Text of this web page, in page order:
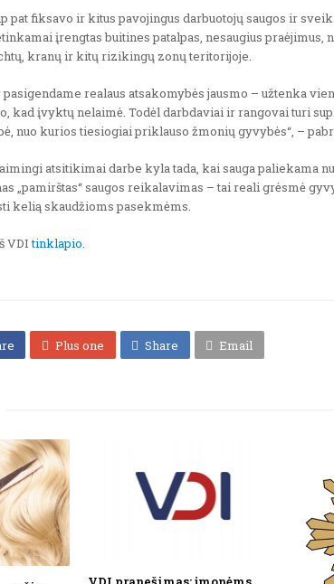
pat fiksavo ir kitus pavojingus darbuotojų saugos ir
įrengtas buitines patalpas, nesaugius praėjimus,
kranų ir kitų rizikingų zonų teritorijoje.
pasigendame realaus atsakomybės jausmo – užtenka
kad įvyktų nelaimė. Todėl darbdaviai ir rangovai turi
nuo kurios tiesiogiai priklauso žmonių gyvybės“, –
atsitikimai darbe kyla tada, kai sauga paliekama
„pamirštas“ saugos reikalavimas – tai reali grėsmė
kelią skaudžioms pasekmėms.
VDItinklapio.
Plus one Share Email